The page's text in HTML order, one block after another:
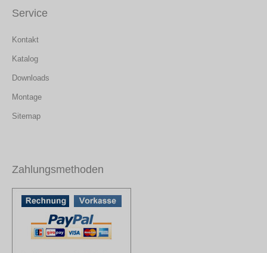
Service
Kontakt
Katalog
Downloads
Montage
Sitemap
Zahlungsmethoden